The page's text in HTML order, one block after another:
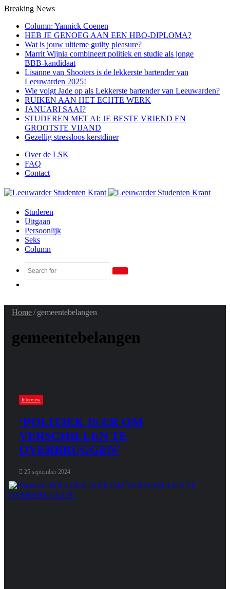
Breaking News
Column: Yannick Coenen
HEB JE GENOEG AAN EEN HBO-DIPLOMA?
Wat is jouw ultieme guilty pleasure?
Marrit Wijnia combineert politiek en studie als jonge
BBB‑kandidaat
Lisanne van Shooters is de lekkerste bartender van
Leeuwarden 2025!
Wie volgt Jade op als Lekkerste bartender van Leeuwarden?
RUIKEN AAN HET ECHTE WERK
JANUARI SAAI?
STUDEREN MET AI: JE BESTE VRIEND EN
GROOTSTE VIJAND
Gezellig stressloos kerstdiner
Over de LSK
FAQ
Contact
Studeren
Uitgaan
Persoonlijk
Seks
Column
Search
Home/ gemeentebelangen
gemeentebelangen
Interview
‘POLITIEK IS ER OM
VERSCHILLEN TE
OVERBRUGGEN’
25 september 2024